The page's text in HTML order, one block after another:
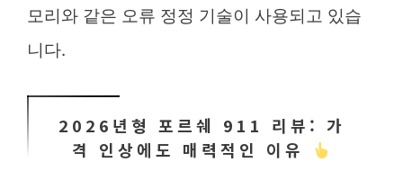
모리와 같은 오류 정정 기술이 사용되고 있습
니다.
2026년형 포르쉐 911 리뷰: 가
격 인상에도 매력적인 이유